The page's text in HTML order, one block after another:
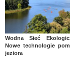
Wodna Sieć
Nowe technologie
jeziora